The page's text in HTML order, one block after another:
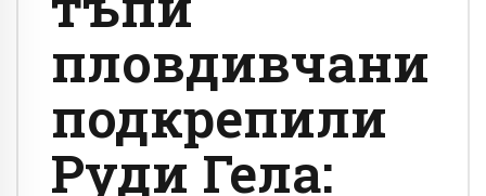
пловдивчани
подкрепили
Руди Гела: